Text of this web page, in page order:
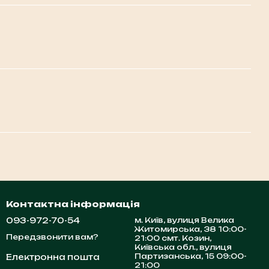
Контактна інформація
093-972-70-54
Передзвонити вам?
Електронна пошта
м. Київ, вулиця Велика
Житомирська, 38 10:00-
21:00 смт. Козин,
Київська обл., вулиця
Партизанська, 15 09:00-
21:00